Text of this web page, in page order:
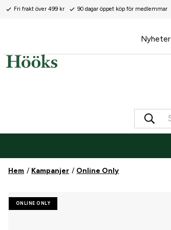
Fri frakt över 499 kr 90 dagar öppet köp för medlemmar
Nyheter
Hem Kampanjer Online Only
ONLINE ONLY